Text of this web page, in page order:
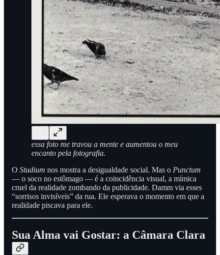
essa foto me travou a mente e aumentou o meu
encanto pela fotografia.
O Studium nos mostra a desigualdade social. Mas o Punctum
— o soco no estômago — é a coincidência visual, a mímica
cruel da realidade zombando da publicidade. Damm via esses
“sorrisos invisíveis” da rua. Ele esperava o momento em que a
realidade piscava para ele.
Sua Alma vai Gostar: a Câmara Clara